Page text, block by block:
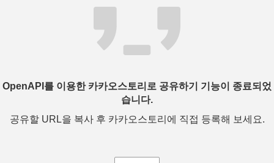
OpenAPI를 이용한 카카오스토리로 공유하기 기능이 종료되었
습니다.
공유할 URL을 복사 후 카카오스토리에 직접 등록해 보세요.